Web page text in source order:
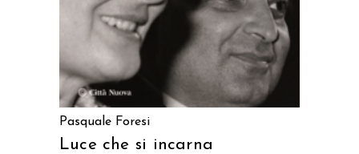
Pasquale Foresi
Luce che si incarna